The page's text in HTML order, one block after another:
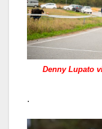
Denny Lupato
.